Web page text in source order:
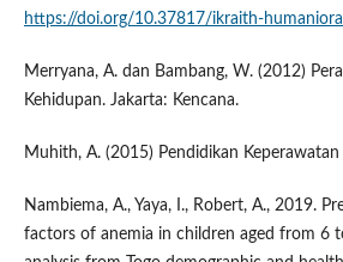
https://doi.org/10.37817/ikraith-
Merryana, A. dan Bambang, W. (2012)
Kehidupan. Jakarta: Kencana.
Muhith, A. (2015) Pendidikan Keperawatan
Nambiema, A., Yaya, I., Robert, A., 2019.
factors of anemia in children aged from 6